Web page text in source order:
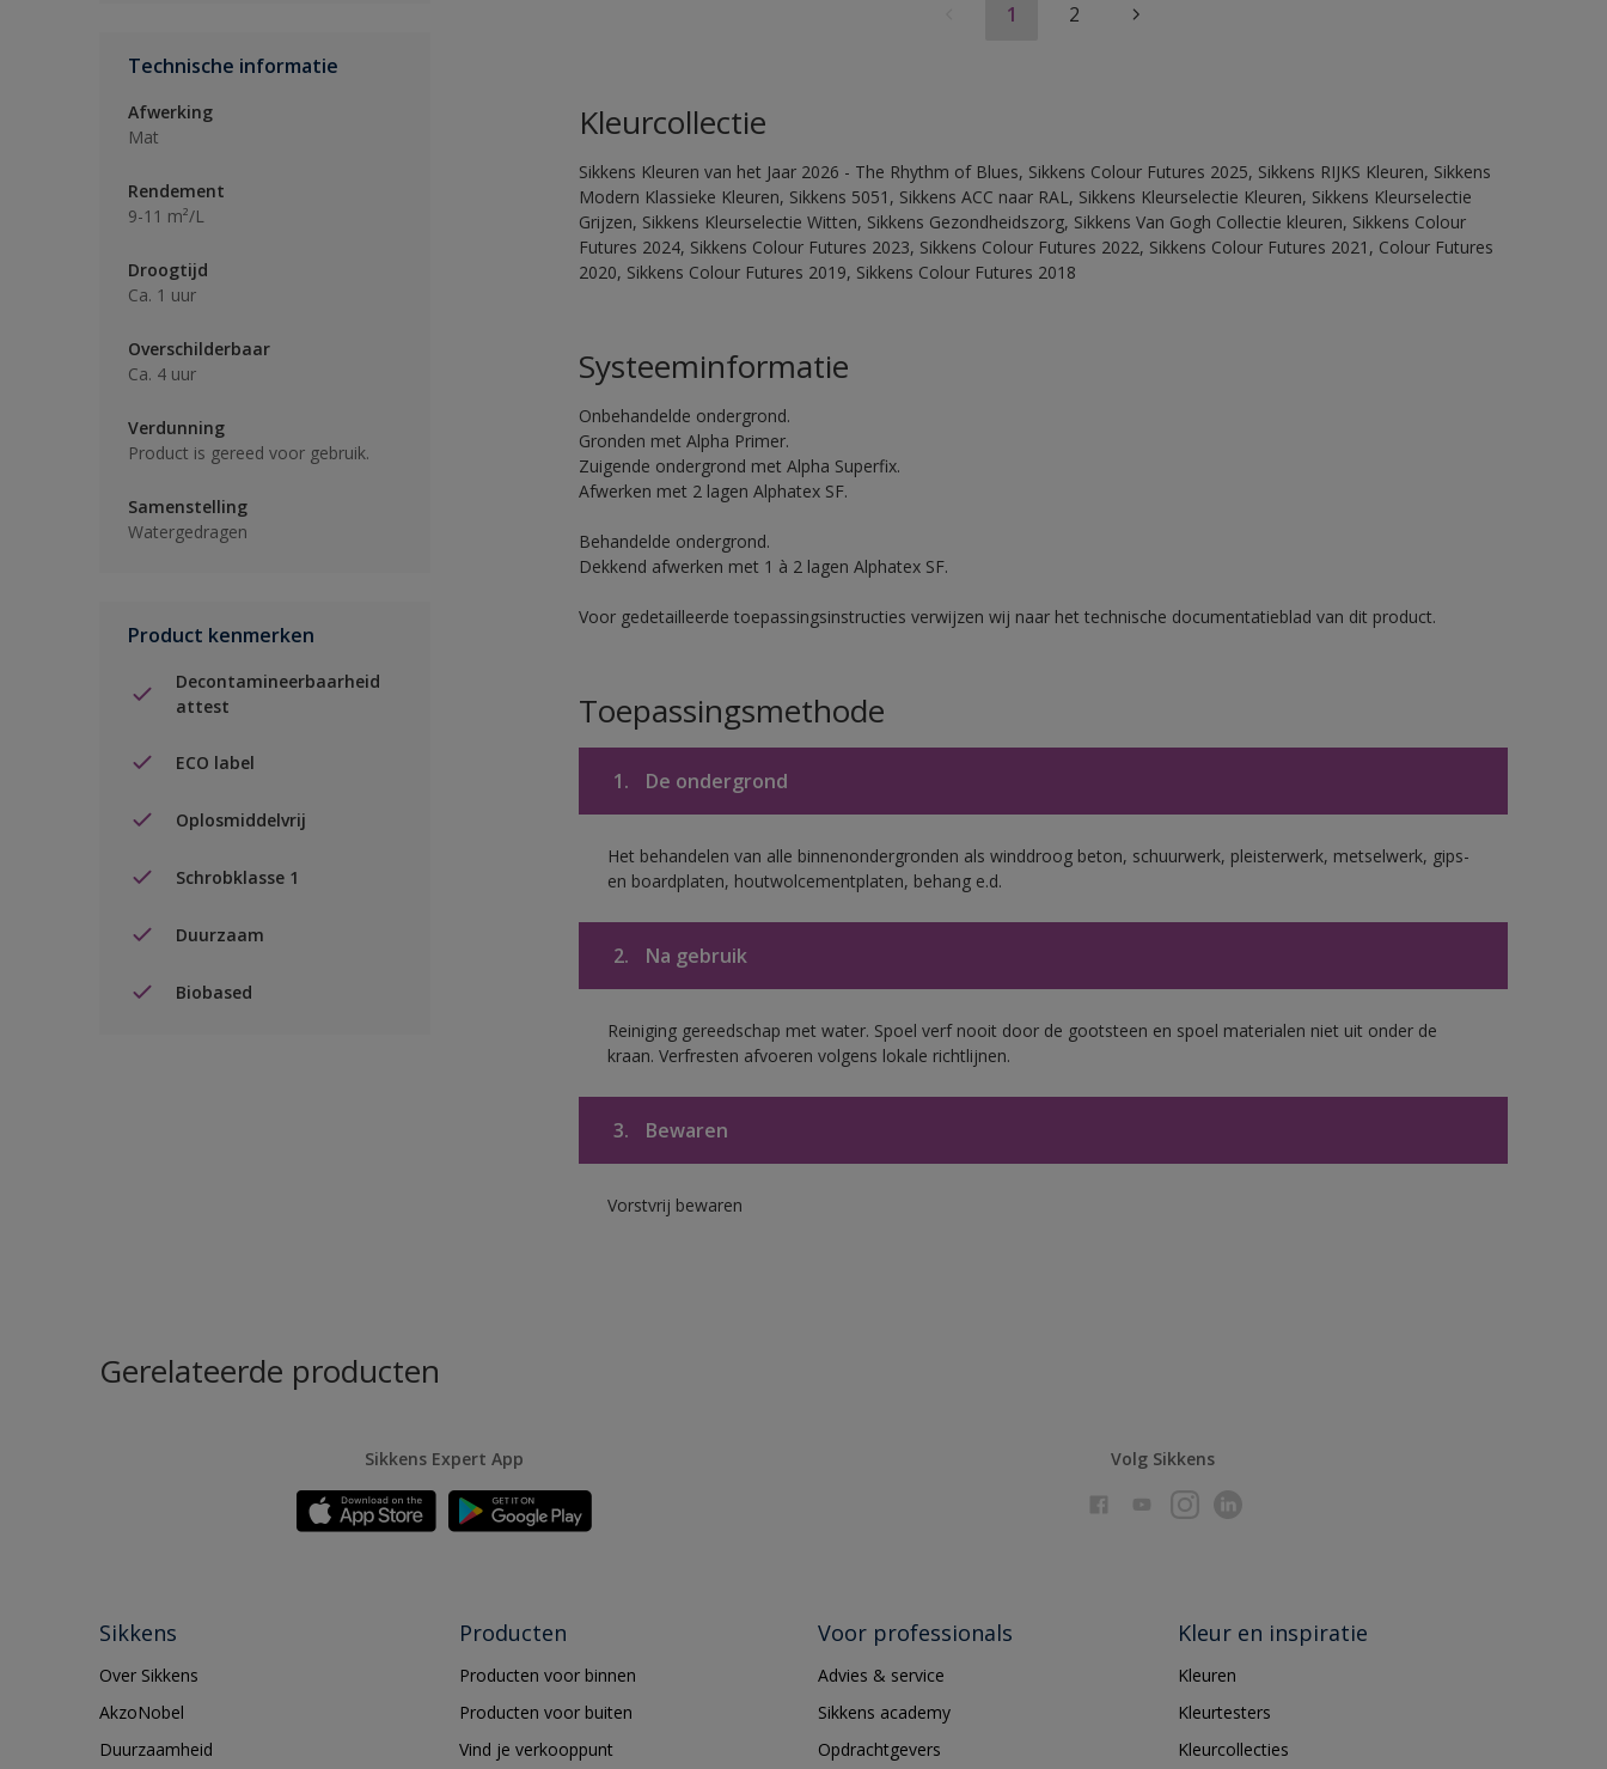
Technische informatie
Afwerking
Mat
Rendement
9-11 m²/L
Droogtijd
Ca. 1 uur
Overschilderbaar
Ca. 4 uur
Verdunning
Product is gereed voor gebruik.
Samenstelling
Watergedragen
Product kenmerken
Decontamineerbaarheid
attest
ECO label
Oplosmiddelvrij
Schrobklasse 1
Duurzaam
Biobased
1 2
Kleurcollectie
Sikkens Kleuren van het Jaar 2026 - The Rhythm of Blues, Sikkens Colour Futures 2025, Sikkens RIJKS Kleuren, Sikkens
Modern Klassieke Kleuren, Sikkens 5051, Sikkens ACC naar RAL, Sikkens Kleurselectie Kleuren, Sikkens Kleurselectie
Grijzen, Sikkens Kleurselectie Witten, Sikkens Gezondheidszorg, Sikkens Van Gogh Collectie kleuren, Sikkens Colour
Futures 2024, Sikkens Colour Futures 2023, Sikkens Colour Futures 2022, Sikkens Colour Futures 2021, Colour Futures
2020, Sikkens Colour Futures 2019, Sikkens Colour Futures 2018
Systeeminformatie
Onbehandelde ondergrond.
Gronden met Alpha Primer.
Zuigende ondergrond met Alpha Superfix.
Afwerken met 2 lagen Alphatex SF.
Behandelde ondergrond.
Dekkend afwerken met 1 à 2 lagen Alphatex SF.
Voor gedetailleerde toepassingsinstructies verwijzen wij naar het technische documentatieblad van dit product.
Toepassingsmethode
1. De ondergrond
Het behandelen van alle binnenondergronden als winddroog beton, schuurwerk, pleisterwerk, metselwerk, gips-
en boardplaten, houtwolcementplaten, behang e.d.
2. Na gebruik
Reiniging gereedschap met water. Spoel verf nooit door de gootsteen en spoel materialen niet uit onder de
kraan. Verfresten afvoeren volgens lokale richtlijnen.
3. Bewaren
Vorstvrij bewaren
Gerelateerde producten
Sikkens Expert App Volg Sikkens
Sikkens
Over Sikkens
AkzoNobel
Duurzaamheid
Producten
Producten voor binnen
Producten voor buiten
Vind je verkooppunt
Voor professionals
Advies & service
Sikkens academy
Opdrachtgevers
Kleur en inspiratie
Kleuren
Kleurtesters
Kleurcollecties